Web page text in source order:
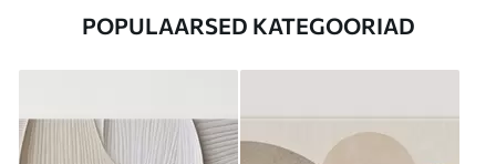
POPULAARSED KATEGOORIAD